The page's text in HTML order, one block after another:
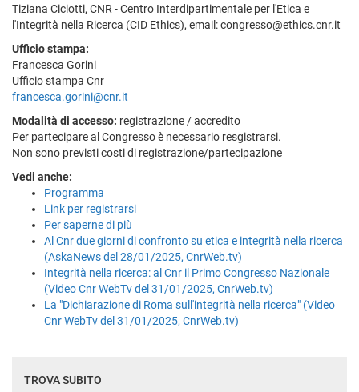
Tiziana Ciciotti, CNR - Centro Interdipartimentale per l'Etica e
l'Integrità nella Ricerca (CID Ethics), email: congresso@ethics.cnr.it
Ufficio stampa:
Francesca Gorini
Ufficio stampa Cnr
francesca.gorini@cnr.it
Modalità di accesso: registrazione / accredito
Per partecipare al Congresso è necessario resgistrarsi.
Non sono previsti costi di registrazione/partecipazione
Vedi anche:
Programma
Link per registrarsi
Per saperne di più
Al Cnr due giorni di confronto su etica e integrità nella ricerca
(AskaNews del 28/01/2025, CnrWeb.tv)
Integrità nella ricerca: al Cnr il Primo Congresso Nazionale
(Video Cnr WebTv del 31/01/2025, CnrWeb.tv)
La "Dichiarazione di Roma sull'integrità nella ricerca" (Video
Cnr WebTv del 31/01/2025, CnrWeb.tv)
TROVA SUBITO